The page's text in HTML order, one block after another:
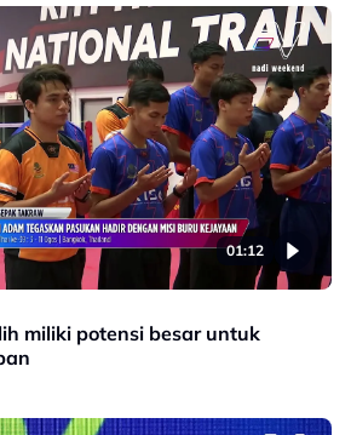
01:12
miliki potensi besar untuk